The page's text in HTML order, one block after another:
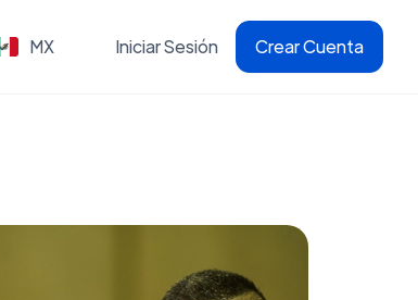
MX Iniciar Sesión Crear Cuenta